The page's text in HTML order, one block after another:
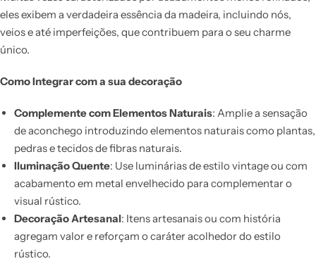
eles exibem a verdadeira essência da madeira, incluindo nós,
veios e até imperfeições, que contribuem para o seu charme
único.
Como Integrar com a sua decoração
Complemente com Elementos Naturais: Amplie a sensação
de aconchego introduzindo elementos naturais como plantas,
pedras e tecidos de fibras naturais.
Iluminação Quente: Use luminárias de estilo vintage ou com
acabamento em metal envelhecido para complementar o
visual rústico.
Decoração Artesanal: Itens artesanais ou com história
agregam valor e reforçam o caráter acolhedor do estilo
rústico.